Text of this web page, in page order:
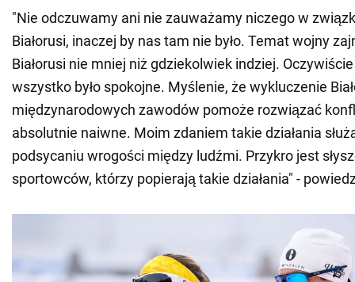
"Nie odczuwamy ani nie zauważamy niczego w
Białorusi, inaczej by nas tam nie było. Temat wojny
Białorusi nie mniej niż gdziekolwiek indziej.
wszystko było spokojne. Myślenie, że wykluczenie
międzynarodowych zawodów pomoże rozwiązać
absolutnie naiwne. Moim zdaniem takie działania
podsycaniu wrogości między ludźmi. Przykro jest
sportowców, którzy popierają takie działania" -